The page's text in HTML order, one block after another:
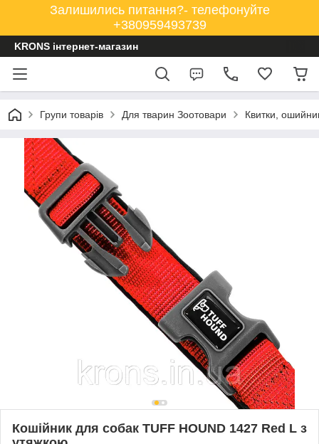
Залишились питання?- телефонуйте
+380959493739
KRONS інтернет-магазин
Групи товарів Для тварин Зоотовари Квитки,
Кошійник для собак TUFF HOUND 1427 Red L з